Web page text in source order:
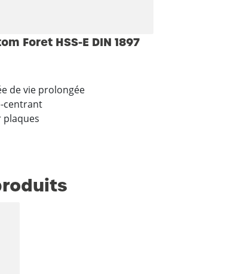
Foret HSS-E DIN 1897
de vie prolongée
centrant
plaques